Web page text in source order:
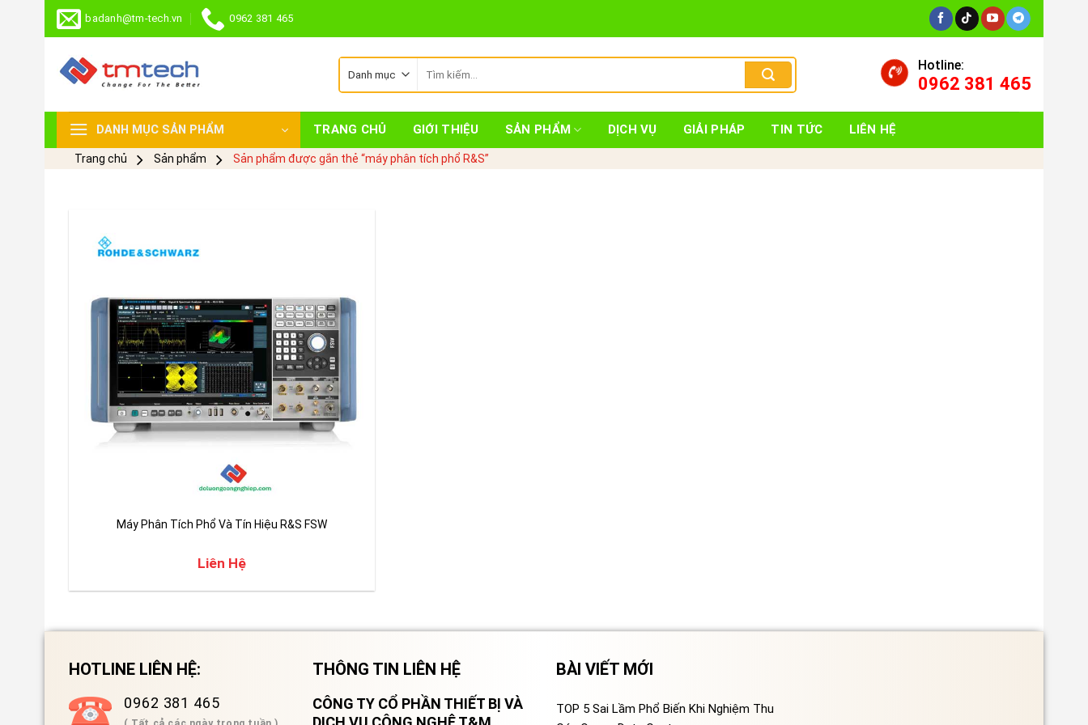
Skip
badanh@tm-tech.vn 0962 381 465
kiếm:
Hotline:
0962 381 465
DANH MỤC SẢN PHẨM TRANG CHỦ GIỚI THIỆU SẢN PHẨM DỊCH VỤ GIẢI PHÁP TIN TỨC LIÊN HỆ
Trang chủ Sản phẩm Sản phẩm được gắn thẻ “máy phân tích phổ R&S”
Máy Phân Tích Phổ Và Tín Hiệu R&S FSW
Liên Hệ
HOTLINE LIÊN HỆ:
0962 381 465
THÔNG TIN LIÊN HỆ
CÔNG TY CỔ PHẦN THIẾT BỊ VÀ
BÀI VIẾT MỚI
TOP 5 Sai Lầm Phổ Biến Khi Nghiệm Thu